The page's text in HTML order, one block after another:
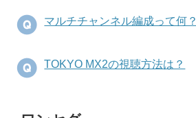
マルチチャンネル編成って何？
TOKYO MX2の視聴方法は？